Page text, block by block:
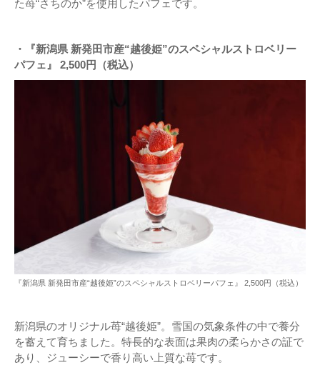
た苺“さちのか”を使用したパフェです。
・『新潟県 新発田市産“越後姫”のスペシャルストロベリー
パフェ』 2,500円（税込）
『新潟県 新発田市産“越後姫”のスペシャルストロベリーパフェ』 2,500円（税込）
新潟県のオリジナル苺“越後姫”。雪国の気象条件の中で養分
を蓄えて育ちました。特長的な表面は果肉の柔らかさの証で
あり、ジューシーで香り高い上質な苺です。